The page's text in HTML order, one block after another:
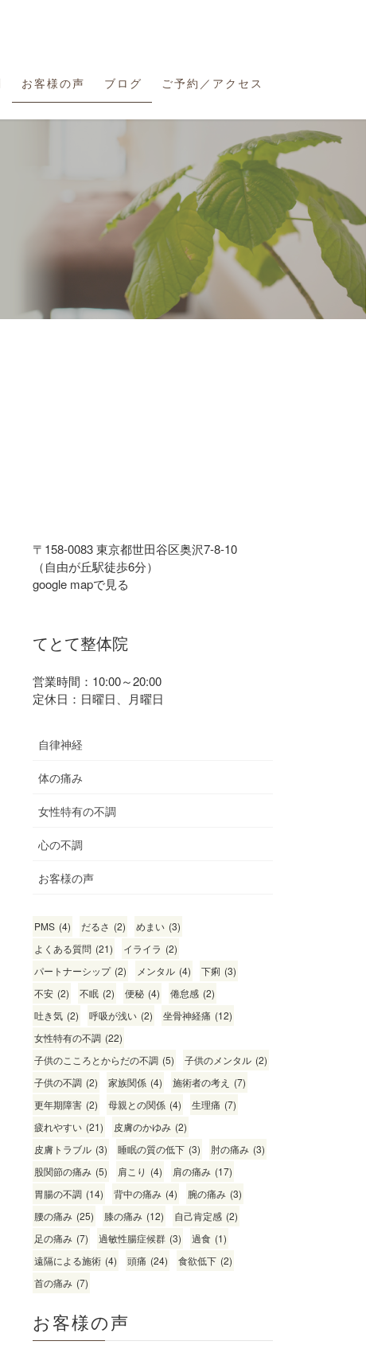
お客様の声 ブログ ご予約／アクセス
〒158-0083 東京都世田谷区奥沢7-8-10
（自由が丘駅徒歩6分）
google mapで見る
てとて整体院
営業時間：10:00～20:00
定休日：日曜日、月曜日
自律神経
体の痛み
女性特有の不調
心の不調
お客様の声
PMS (4) だるさ (2) めまい (3)
よくある質問 (21) イライラ (2)
パートナーシップ (2) メンタル (4) 下痢 (3)
不安 (2) 不眠 (2) 便秘 (4) 倦怠感 (2)
吐き気 (2) 呼吸が浅い (2) 坐骨神経痛 (12)
女性特有の不調 (22)
子供のこころとからだの不調 (5) 子供のメンタル (2)
子供の不調 (2) 家族関係 (4) 施術者の考え (7)
更年期障害 (2) 母親との関係 (4) 生理痛 (7)
疲れやすい (21) 皮膚のかゆみ (2)
皮膚トラブル (3) 睡眠の質の低下 (3) 肘の痛み (3)
股関節の痛み (5) 肩こり (4) 肩の痛み (17)
胃腸の不調 (14) 背中の痛み (4) 腕の痛み (3)
腰の痛み (25) 膝の痛み (12) 自己肯定感 (2)
足の痛み (7) 過敏性腸症候群 (3) 過食 (1)
遠隔による施術 (4) 頭痛 (24) 食欲低下 (2)
首の痛み (7)
お客様の声